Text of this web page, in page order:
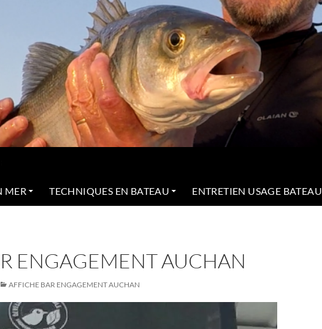
MER TECHNIQUES EN BATEAU ENTRETIEN USAGE BATEAU
ENGAGEMENT AUCHAN
AFFICHE BAR ENGAGEMENT AUCHAN